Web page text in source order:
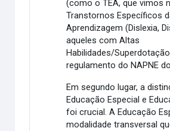
(como o TEA, que vimos
Transtornos Específicos
Aprendizagem (Dislexia,
aqueles com Altas
Habilidades/
regulamento do NAPNE
Em segundo lugar, a
Educação Especial e
foi crucial. A Educação
modalidade transversal